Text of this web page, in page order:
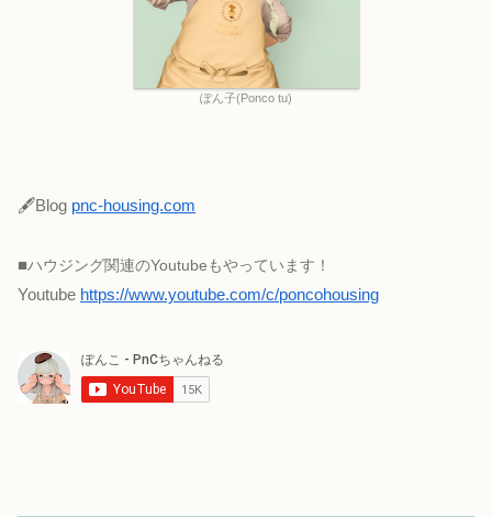
ぽん子(Ponco tu)
🖋Blog pnc-housing.com
■ハウジング関連のYoutubeもやっています！
Youtube https://www.youtube.com/c/poncohousing